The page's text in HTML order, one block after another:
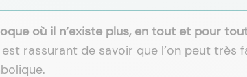
où il n’existe plus, en tout et pour
est rassurant de savoir que l’on peut